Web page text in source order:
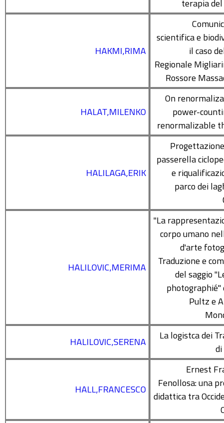
terapia
HAKMI,RIMA
scientifica e
il caso
Regionale
Rossore
HALAT,MILENKO
On
power-
renormalizable
HALILAGA,ERIK
passerella
e
parco dei
HALILOVIC,MERIMA
"La
corpo umano
d'arte
Traduzione e
del saggio
photographié"
Pultz e
HALILOVIC,SERENA
La logistca dei
HALL,FRANCESCO
Ernest
Fenollosa: una
didattica tra